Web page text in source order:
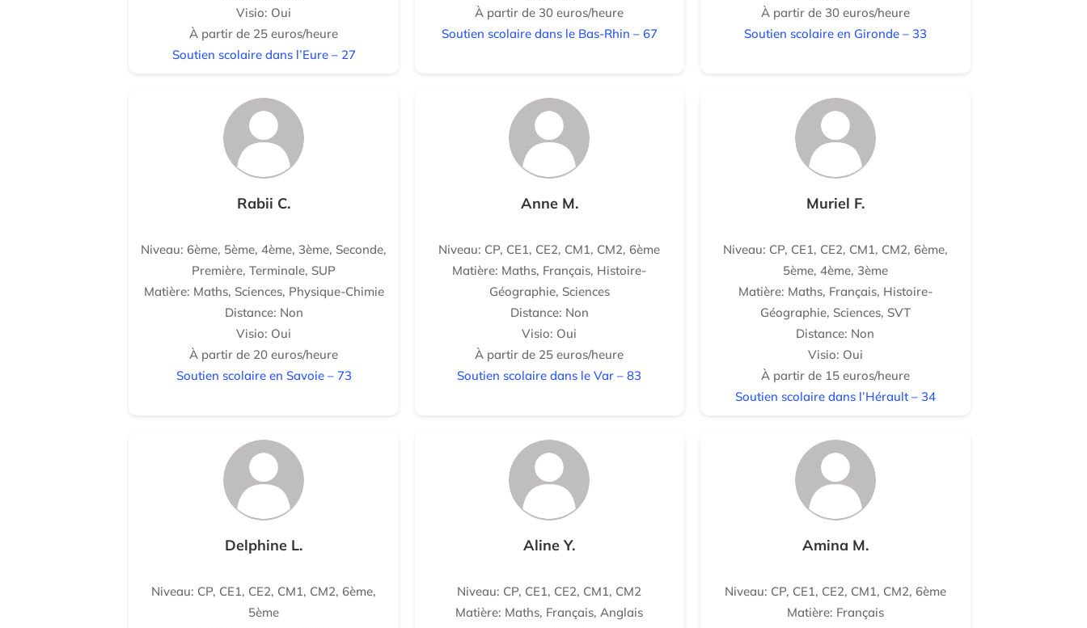
Visio: Oui
À partir de 25 euros/heure
Soutien scolaire dans l’Eure – 27
À partir de 30 euros/heure
Soutien scolaire dans le Bas-Rhin – 67
À partir de 30 euros/heure
Soutien scolaire en Gironde – 33
Rabii C.
Niveau: 6ème, 5ème, 4ème, 3ème, Seconde,
Première, Terminale, SUP
Matière: Maths, Sciences, Physique-Chimie
Distance: Non
Visio: Oui
À partir de 20 euros/heure
Soutien scolaire en Savoie – 73
Anne M.
Niveau: CP, CE1, CE2, CM1, CM2, 6ème
Matière: Maths, Français, Histoire-
Géographie, Sciences
Distance: Non
Visio: Oui
À partir de 25 euros/heure
Soutien scolaire dans le Var – 83
Muriel F.
Niveau: CP, CE1, CE2, CM1, CM2, 6ème,
5ème, 4ème, 3ème
Matière: Maths, Français, Histoire-
Géographie, Sciences, SVT
Distance: Non
Visio: Oui
À partir de 15 euros/heure
Soutien scolaire dans l’Hérault – 34
Delphine L.
Niveau: CP, CE1, CE2, CM1, CM2, 6ème,
5ème
Aline Y.
Niveau: CP, CE1, CE2, CM1, CM2
Matière: Maths, Français, Anglais
Amina M.
Niveau: CP, CE1, CE2, CM1, CM2, 6ème
Matière: Français